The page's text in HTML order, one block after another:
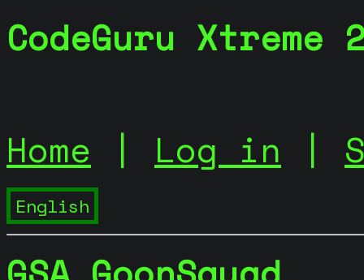
CodeGuru Xtreme
Home | Log in |